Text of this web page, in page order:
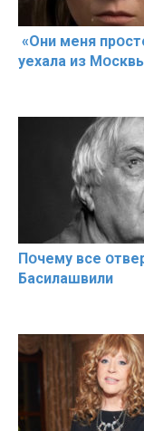
«Они меня
уехала из
Пօчему всe
Басилaшвили